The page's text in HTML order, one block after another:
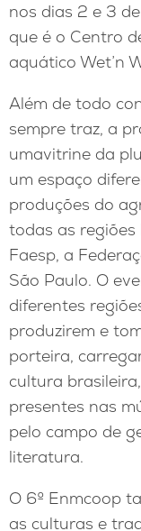
nos dias 2 e 3
que é o Centro
aquático Wet’n
Além de todo
sempre traz, a
umavitrine da
um espaço
produções do
todas as regiões
Faesp, a
São Paulo. O
diferentes
produzirem e
porteira,
cultura
presentes nas
pelo campo de
literatura.
O 6º Enmcoop
as culturas e